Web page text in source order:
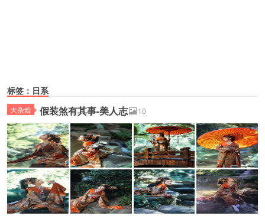
标签：日系
大杂烩 假装煞有其事-美人志 10